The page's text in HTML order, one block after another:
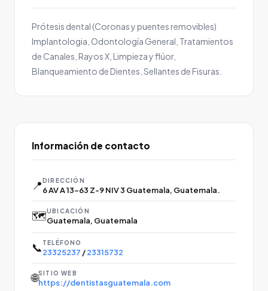
Prótesis dental (Coronas y puentes removibles)
Implantologia, Odontología General, Tratamientos
de Canales, Rayos X, Limpieza y flúor,
Blanqueamiento de Dientes, Sellantes de Fisuras.
Información de contacto
📍DIRECCIÓN
6 AV A 13-63 Z-9 NIV 3 Guatemala, Guatemala.
🗺️UBICACIÓN
Guatemala, Guatemala
📞 TELÉFONO
23325237 /23315732
🌐SITIO WEB
https://dentistasguatemala.com